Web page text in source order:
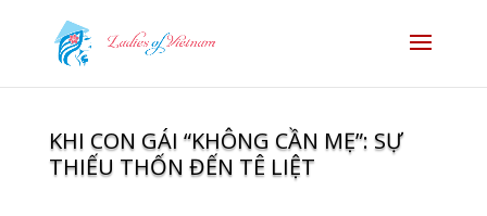
KHI CON GÁI “KHÔNG CẦN MẸ”: SỰ
THIẾU THỐN ĐẾN TÊ LIỆT